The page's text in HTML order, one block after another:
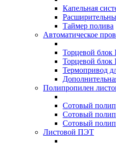
Капельная
Таймер полива
Автоматическое
Торцевой блок
Торцевой блок
Термопривод
Полипропилен
Сотовый
Сотовый
Сотовый
Листовой ПЭТ